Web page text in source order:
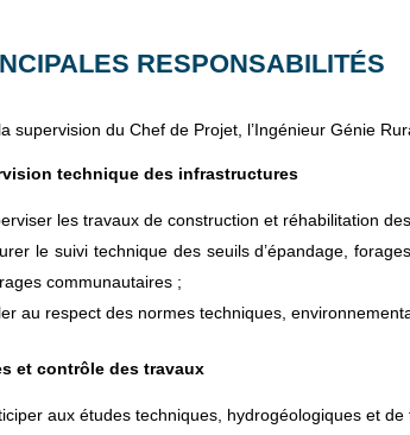
RESPONSABILITÉS
supervision du Chef de Projet, l’Ingénieur Génie
technique des infrastructures
les travaux de construction et réhabilitation
le suivi technique des seuils d’épandage,
communautaires ;
au respect des normes techniques,
et contrôle des travaux
aux études techniques, hydrogéologiques et de